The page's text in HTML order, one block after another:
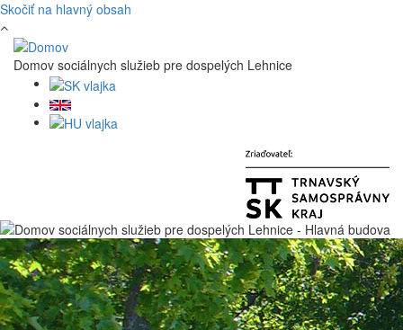
Skočiť na hlavný obsah
Domov sociálnych služieb pre dospelých Lehnice